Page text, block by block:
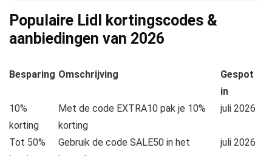
Populaire Lidl kortingscodes &
aanbiedingen van 2026
Besparing Omschrijving
Gespot
in
10%
korting
Met de code EXTRA10 pak je 10%
korting
juli 2026
Tot 50%
Gebruik de code SALE50 in het
juli 2026